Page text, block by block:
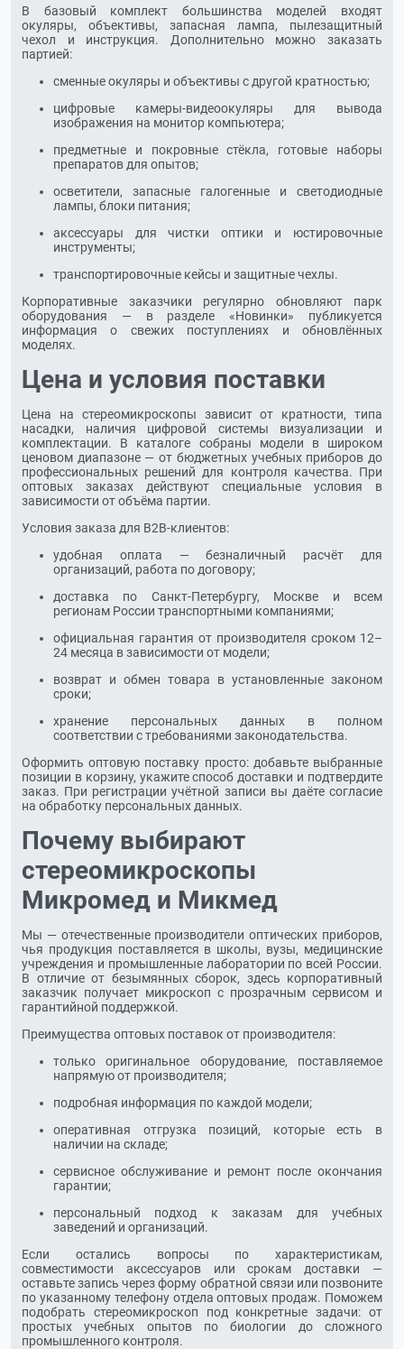
В базовый комплект большинства моделей входят
окуляры, объективы, запасная лампа, пылезащитный
чехол и инструкция. Дополнительно можно заказать
партией:
сменные окуляры и объективы с другой кратностью;
цифровые камеры-видеоокуляры для вывода
изображения на монитор компьютера;
предметные и покровные стёкла, готовые наборы
препаратов для опытов;
осветители, запасные галогенные и светодиодные
лампы, блоки питания;
аксессуары для чистки оптики и юстировочные
инструменты;
транспортировочные кейсы и защитные чехлы.
Корпоративные заказчики регулярно обновляют парк
оборудования — в разделе «Новинки» публикуется
информация о свежих поступлениях и обновлённых
моделях.
Цена и условия поставки
Цена на стереомикроскопы зависит от кратности, типа
насадки, наличия цифровой системы визуализации и
комплектации. В каталоге собраны модели в широком
ценовом диапазоне — от бюджетных учебных приборов до
профессиональных решений для контроля качества. При
оптовых заказах действуют специальные условия в
зависимости от объёма партии.
Условия заказа для B2B-клиентов:
удобная оплата — безналичный расчёт для
организаций, работа по договору;
доставка по Санкт-Петербургу, Москве и всем
регионам России транспортными компаниями;
официальная гарантия от производителя сроком 12–
24 месяца в зависимости от модели;
возврат и обмен товара в установленные законом
сроки;
хранение персональных данных в полном
соответствии с требованиями законодательства.
Оформить оптовую поставку просто: добавьте выбранные
позиции в корзину, укажите способ доставки и подтвердите
заказ. При регистрации учётной записи вы даёте согласие
на обработку персональных данных.
Почему выбирают
стереомикроскопы
Микромед и Микмед
Мы — отечественные производители оптических приборов,
чья продукция поставляется в школы, вузы, медицинские
учреждения и промышленные лаборатории по всей России.
В отличие от безымянных сборок, здесь корпоративный
заказчик получает микроскоп с прозрачным сервисом и
гарантийной поддержкой.
Преимущества оптовых поставок от производителя:
только оригинальное оборудование, поставляемое
напрямую от производителя;
подробная информация по каждой модели;
оперативная отгрузка позиций, которые есть в
наличии на складе;
сервисное обслуживание и ремонт после окончания
гарантии;
персональный подход к заказам для учебных
заведений и организаций.
Если остались вопросы по характеристикам,
совместимости аксессуаров или срокам доставки —
оставьте запись через форму обратной связи или позвоните
по указанному телефону отдела оптовых продаж. Поможем
подобрать стереомикроскоп под конкретные задачи: от
простых учебных опытов по биологии до сложного
промышленного контроля.